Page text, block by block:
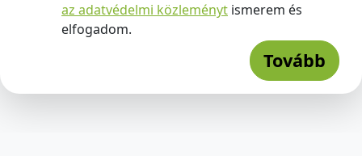
az adatvédelmi közleményt ismerem és
elfogadom.
Tovább